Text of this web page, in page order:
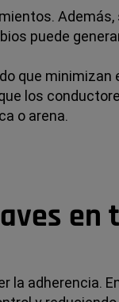
puede
que minimizan
los
o arena.
en
adherencia.